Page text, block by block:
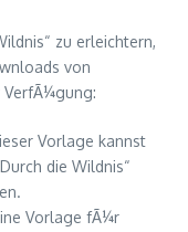
zu erleichtern,
von
VerfÃ¼gung:
Vorlage kannst
die Wildnis“
Vorlage fÃ¼r